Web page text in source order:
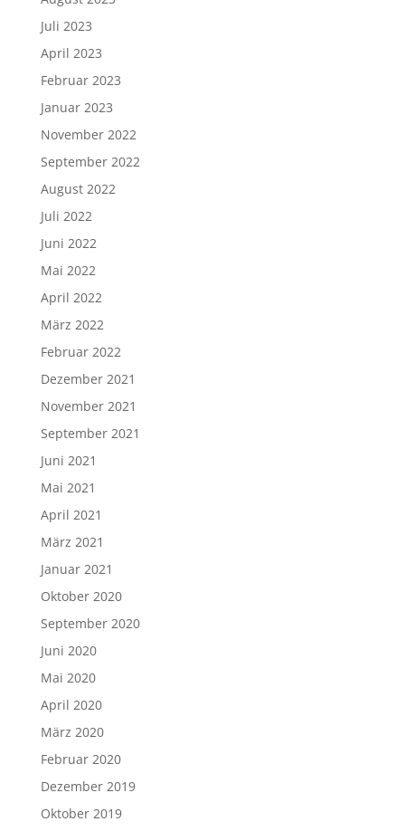
Juli 2023
April 2023
Februar 2023
Januar 2023
November 2022
September 2022
August 2022
Juli 2022
Juni 2022
Mai 2022
April 2022
März 2022
Februar 2022
Dezember 2021
November 2021
September 2021
Juni 2021
Mai 2021
April 2021
März 2021
Januar 2021
Oktober 2020
September 2020
Juni 2020
Mai 2020
April 2020
März 2020
Februar 2020
Dezember 2019
Oktober 2019